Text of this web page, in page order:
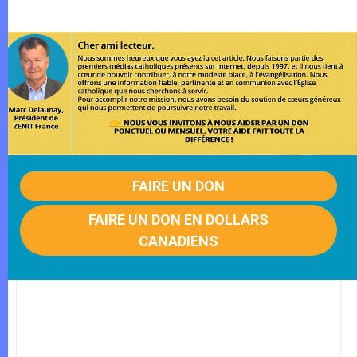
FAIRE UN DON
FAIRE UN DON EN DOLLARS
CANADIENS